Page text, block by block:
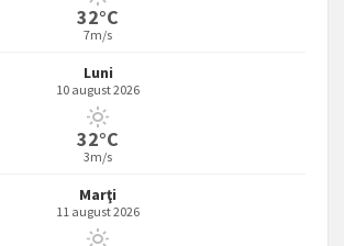
32°C
7m/s
Luni
10 august 2026
32°C
3m/s
Marţi
11 august 2026